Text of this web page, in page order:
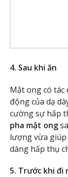
4. Sau khi ăn
Mật ong có
động của dạ
cường sự hấp
pha mật ong
lượng vừa
dàng hấp thụ
5. Trước khi đi